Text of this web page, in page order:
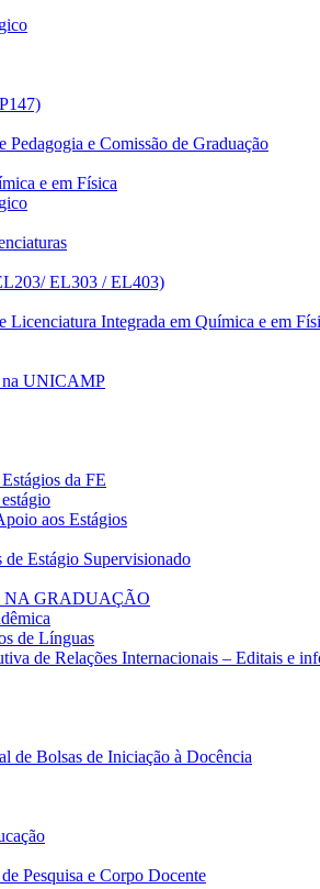
Pedagogia e Comissão de Graduação
e em Física
EL303 / EL403)
Licenciatura Integrada em Química e em
na UNICAMP
da FE
aos Estágios
Estágio Supervisionado
NA GRADUAÇÃO
de Línguas
de Relações Internacionais – Editais e
de Bolsas de Iniciação à Docência
Pesquisa e Corpo Docente